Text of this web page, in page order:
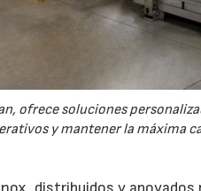
ofrece soluciones
y mantener la máxima